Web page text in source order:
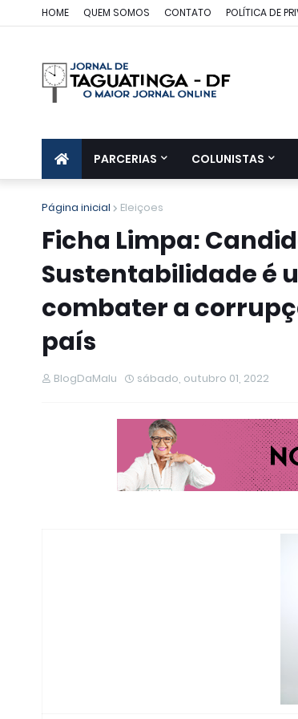
HOME QUEM SOMOS CONTATO POLÍTICA DE
PARCERIAS COLUNISTAS
Página inicial Eleiçoes
Ficha Limpa:
Sustentabilidade é
combater a
país
BlogDaMalu sábado, outubro 01, 2022